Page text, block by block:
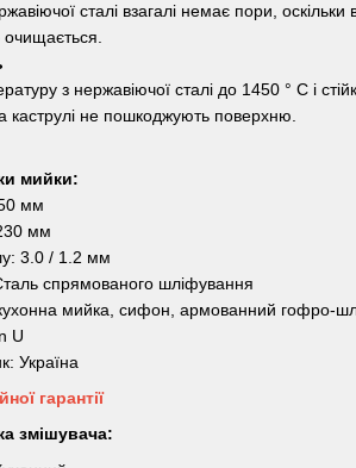
сталі взагалі немає пори,
очищається.
з нержавіючої сталі до 1450 ° С і
каструлі не пошкоджують поверхню.
мийки:
мм
мм
3.0 / 1.2 мм
спрямованого шліфування
мийка, сифон, армованний гофро-
U
Україна
гарантії
змішувача: